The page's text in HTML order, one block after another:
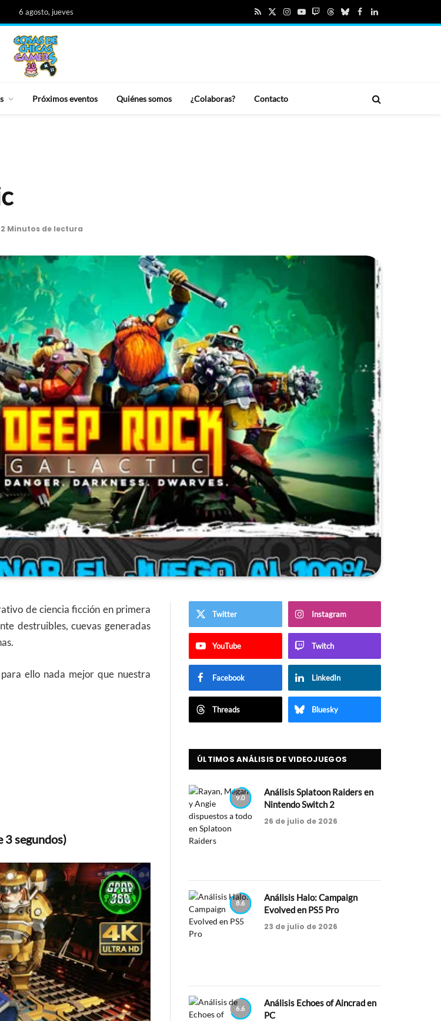
6 agosto, jueves
RSSX
Instagram
YouTube
TwitchThreadsBlueskyFacebook
LinkedIn
Próximos eventos Quiénes somos ¿Colaboras? Contacto
2 Minutos de lectura
de ciencia ficción en primera
destruibles, cuevas generadas
ello nada mejor que nuestra
3 segundos)
Twitter Instagram
YouTube Twitch
Facebook LinkedIn
Threads Bluesky
ÚLTIMOS ANÁLISIS DE VIDEOJUEGOS
9.0
Análisis Splatoon Raiders en
Nintendo Switch 2
26 de julio de 2026
8.6
Análisis Halo: Campaign
Evolved en PS5 Pro
23 de julio de 2026
6.6
Análisis Echoes of Aincrad en
PC